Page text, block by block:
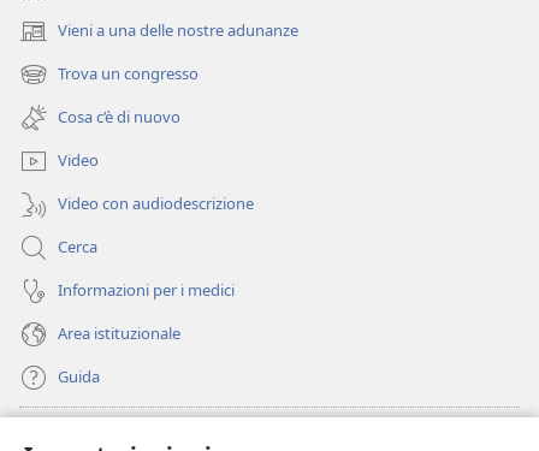
Vieni a una delle nostre adunanze
(apre
una
nuova
finestra)
Trova un congresso
(apre
una
nuova
finestra)
Cosa c’è di nuovo
Video
Video con audiodescrizione
Cerca
Informazioni per i medici
Area istituzionale
Guida